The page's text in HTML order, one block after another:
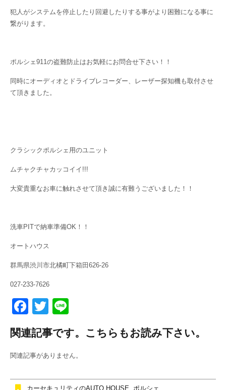
犯人がシステムを停止したり回避したりする事がより困難になる事に
繋がります。
ポルシェ911の盗難防止はお気軽にお問合せ下さい！！
同時にオーディオとドライブレコーダー、レーザー探知機も取付させ
て頂きました。
クラシックポルシェ用のユニット
ムチャクチャカッコイイ!!!
大変貴重なお車に触れさせて頂き誠に有難うございました！！
洗車PITで納車準備OK！！
オートハウス
群馬県渋川市北橘町下箱田626-26
027-233-7626
F
a
c
e
T
tt
er
e
関連記事です。こちらもお読み下さい。
関連記事がありません。
カーセキュリティのAUTO HOUSE ポルシェ